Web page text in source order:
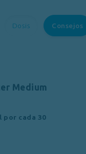
Dosis Consejos
Medium
por cada 30